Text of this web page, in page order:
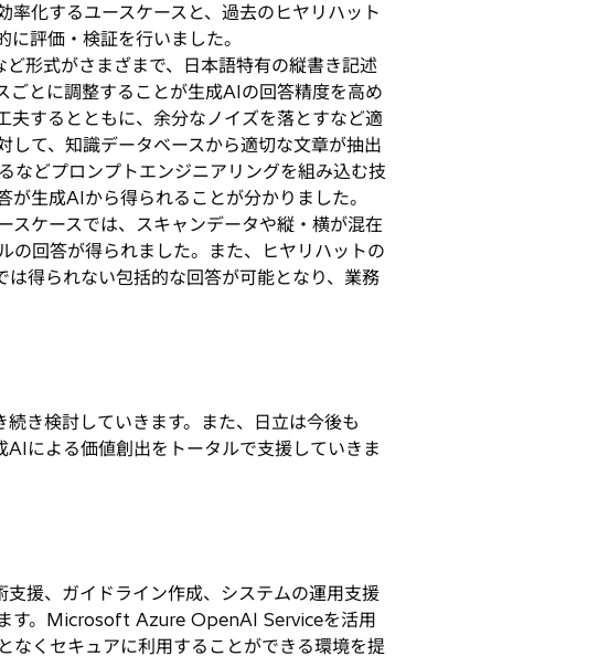
化するユースケースと、過去のヒヤリハット
評価・検証を行いました。
形式がさまざまで、日本語特有の縦書き記述
ごとに調整することが生成AIの回答精度を高め
夫するとともに、余分なノイズを落とすなど適
て、知識データベースから適切な文章が抽出
などプロンプトエンジニアリングを組み込む技
生成AIから得られることが分かりました。
ケースでは、スキャンデータや縦・横が混在
の回答が得られました。また、ヒヤリハットの
得られない包括的な回答が可能となり、業務
き検討していきます。また、日立は今後も
による価値創出をトータルで支援していきま
援、ガイドライン作成、システムの運用支援
す。Microsoft Azure OpenAI Serviceを活用
なくセキュアに利用することができる環境を提